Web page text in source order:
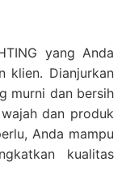
yang Anda
klien. Dianjurkan
murni dan bersih
dan produk
Anda mampu
kualitas